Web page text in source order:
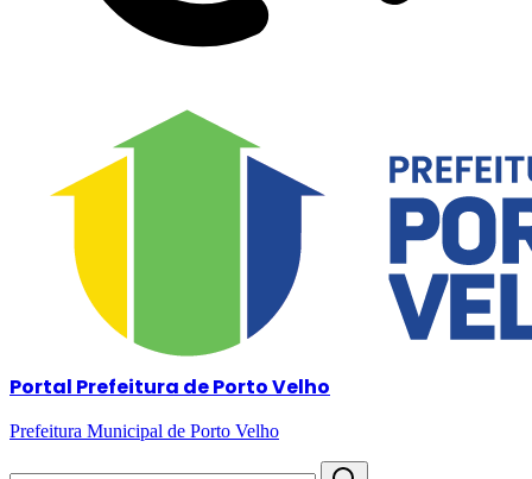
Portal Prefeitura de Porto Velho
Prefeitura Municipal de Porto Velho